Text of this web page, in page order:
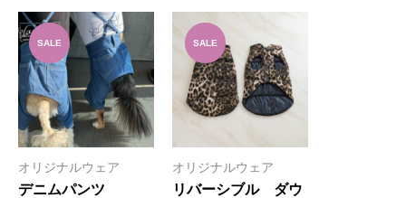
オリジナルウェア
デニムパンツ
SALE
オリジナルウェア
リバーシブル ダウ
SALE